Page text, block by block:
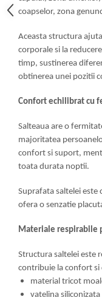
coapselor, zona
Aceasta structura
corporale si la
timp, sustinerea
obtinerea unei pozitii
Confort echilibrat cu
Salteaua are o
majoritatea
confort si suport,
toata durata noptii.
Suprafata saltelei
ofera o senzatie
Materiale respirabile
Structura saltelei este
contribuie la confort si
material tricot
vatelina